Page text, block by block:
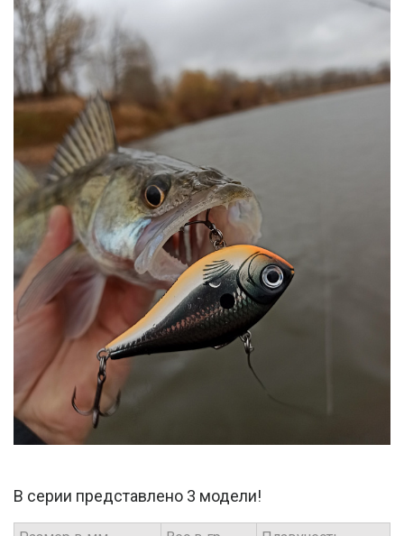
В серии представлено 3 модели!